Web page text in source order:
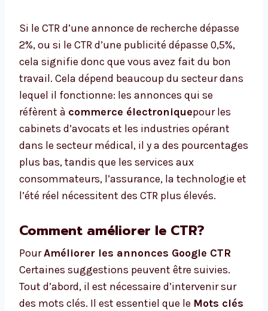
Si le CTR d’une annonce de recherche dépasse
2%, ou si le CTR d’une publicité dépasse 0,5%,
cela signifie donc que vous avez fait du bon
travail. Cela dépend beaucoup du secteur dans
lequel il fonctionne: les annonces qui se
réfèrent à commerce électroniquepour les
cabinets d’avocats et les industries opérant
dans le secteur médical, il y a des pourcentages
plus bas, tandis que les services aux
consommateurs, l’assurance, la technologie et
l’été réel nécessitent des CTR plus élevés.
Comment améliorer le CTR?
PourAméliorer les annonces Google CTR
Certaines suggestions peuvent être suivies.
Tout d’abord, il est nécessaire d’intervenir sur
des mots clés. Il est essentiel que le Mots clés